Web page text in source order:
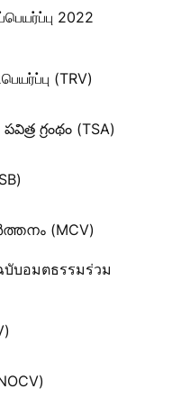
2022
(TRV)
గ్రంథం (TSA)
(MCV)
บอมตธรรมร่วม